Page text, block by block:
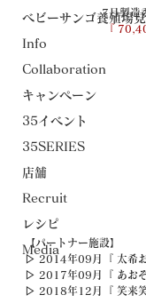
ベビーサンゴ養殖場
Info
Collaboration
キャンペーン
35イベント
35SERIES
店舗
Recruit
レシピ
Media
7月製造
『
【パートナー施設】
▷ 2014年09月『 太希お
▷ 2017年09月『 あお
▷ 2018年12月『 笑来笑